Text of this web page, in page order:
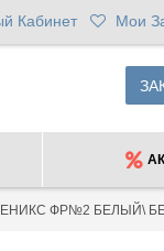
Кабинет Мои
ФР№2 БЕЛЫЙ\